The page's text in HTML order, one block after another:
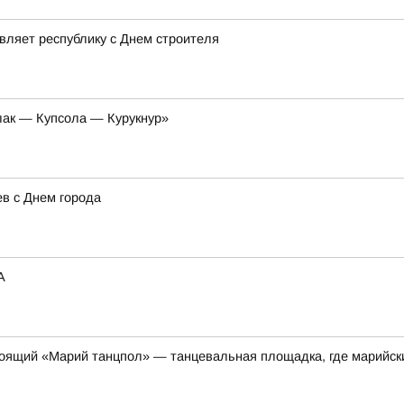
республику с Днем строителя
— Купсола — Курукнур»
с Днем города
«Марий танцпол» — танцевальная площадка, где